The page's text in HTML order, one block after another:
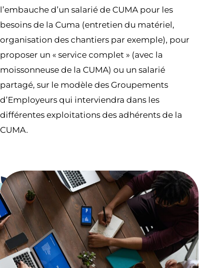
l’embauche d’un salarié de CUMA pour les
besoins de la Cuma (entretien du matériel,
organisation des chantiers par exemple), pour
proposer un « service complet » (avec la
moissonneuse de la CUMA) ou un salarié
partagé, sur le modèle des Groupements
d’Employeurs qui interviendra dans les
différentes exploitations des adhérents de la
CUMA.